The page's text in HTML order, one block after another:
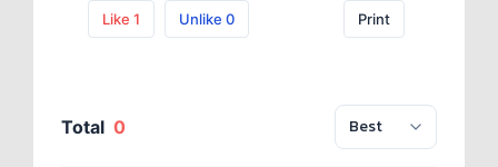
Like 1 Unlike 0 Print
Total 0